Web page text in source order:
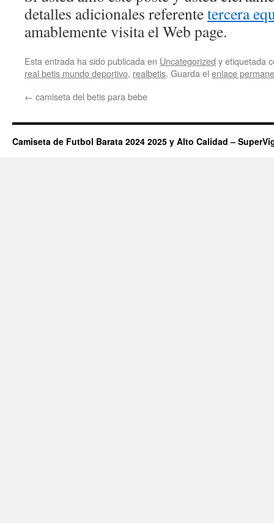
detalles adicionales referentetercera
amablemente visita el Web page.
Esta entrada ha sido publicada en Uncategorized y etiquetada
real betis mundo deportivo, realbetis. Guarda el enlace
← camiseta del betis para bebe
Camiseta de Futbol Barata 2024 2025 y Alto Calidad –